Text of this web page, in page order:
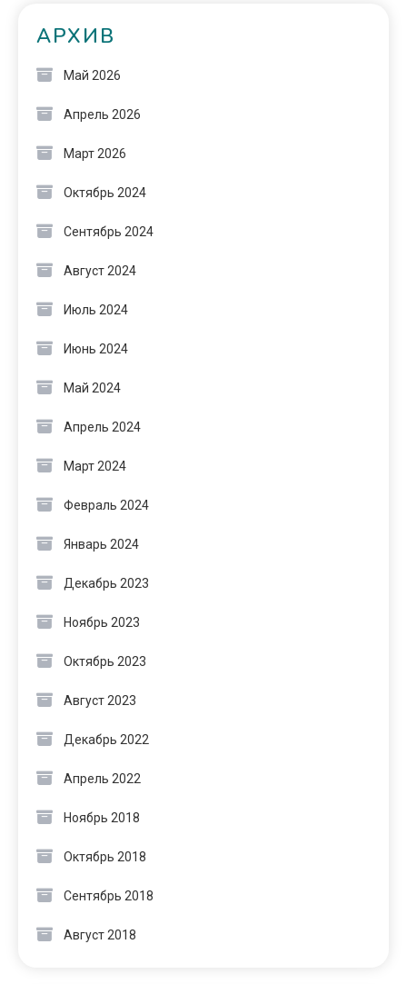
АРХИВ
Май 2026
Апрель 2026
Март 2026
Октябрь 2024
Сентябрь 2024
Август 2024
Июль 2024
Июнь 2024
Май 2024
Апрель 2024
Март 2024
Февраль 2024
Январь 2024
Декабрь 2023
Ноябрь 2023
Октябрь 2023
Август 2023
Декабрь 2022
Апрель 2022
Ноябрь 2018
Октябрь 2018
Сентябрь 2018
Август 2018